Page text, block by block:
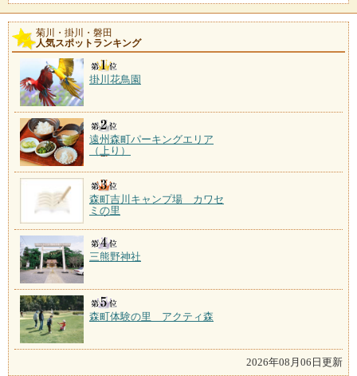
菊川・掛川・磐田
人気スポットランキング
掛川花鳥園
遠州森町パーキングエリア
（上り）
森町吉川キャンプ場 カワセ
ミの里
三熊野神社
森町体験の里 アクティ森
2026年08月06日更新